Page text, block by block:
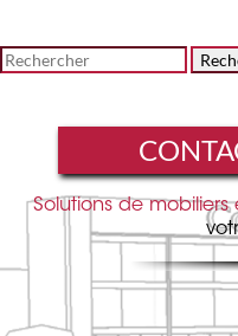
Solutions de mobiliers